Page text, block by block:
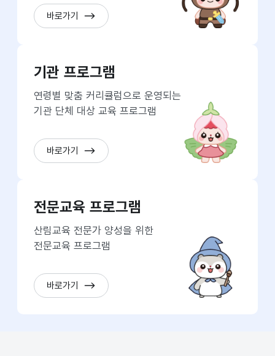
바로가기
기관 프로그램
연령별 맞춤 커리큘럼으로 운영되는
기관 단체 대상 교육 프로그램
바로가기
전문교육 프로그램
산림교육 전문가 양성을 위한
전문교육 프로그램
바로가기